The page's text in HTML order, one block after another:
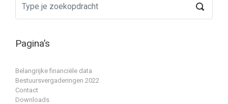
Pagina’s
Belangrijke financiële data
Bestuursvergaderingen 2022
Contact
Downloads